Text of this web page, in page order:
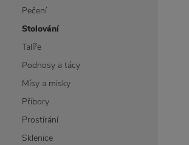
Pečení
Stolování
Talíře
Podnosy a tácy
Mísy a misky
Příbory
Prostírání
Sklenice